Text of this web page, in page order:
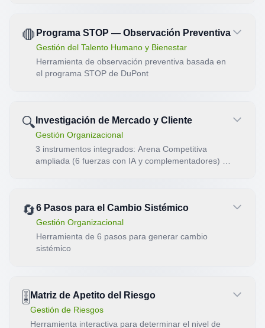
🛑 Programa STOP — Observación Preventiva
Gestión del Talento Humano y Bienestar
Herramienta de observación preventiva basada en
el programa STOP de DuPont
🔍 Investigación de Mercado y Cliente
Gestión Organizacional
3 instrumentos integrados: Arena Competitiva
ampliada (6 fuerzas con IA y complementadores) +
🔄6 Pasos para el Cambio Sistémico
Gestión Organizacional
Herramienta de 6 pasos para generar cambio
sistémico
🎚️ Matriz de Apetito del Riesgo
Gestión de Riesgos
Herramienta interactiva para determinar el nivel de